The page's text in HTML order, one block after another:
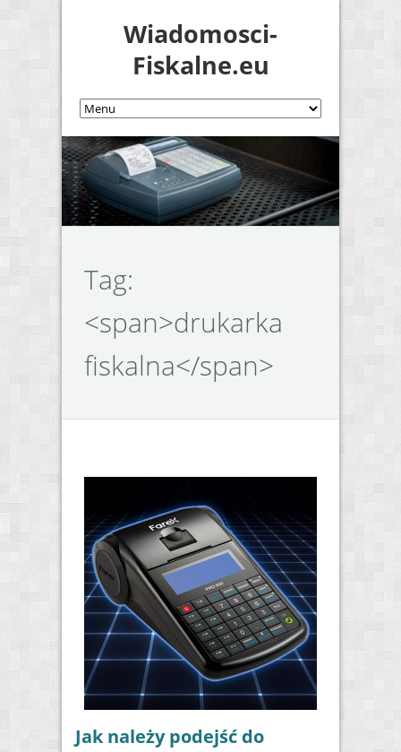
Wiadomosci-
Fiskalne.eu
Tag:
<span>drukarka
fiskalna</span>
Jak należy podejść do